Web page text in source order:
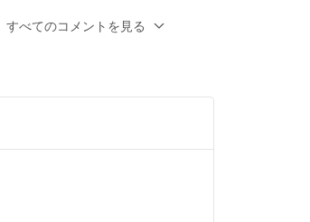
て
すべてのコメントを見る